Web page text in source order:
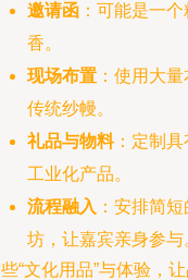
邀请函 ：可能是一
香。
现场布置 ：使用大
传统纱幔。
礼品与物料：定制具
工业化产品。
流程融入 ：安排简
坊，让嘉宾亲身参与
“文化用品”与体验，